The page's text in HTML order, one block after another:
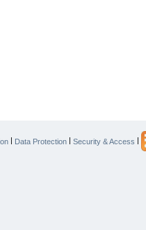
Data Protection Security & Access